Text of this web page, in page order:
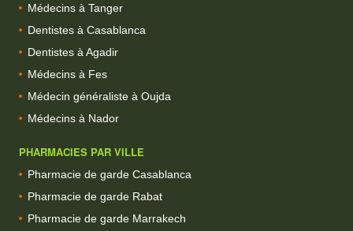
Médecins à Tanger
Dentistes à Casablanca
Dentistes à Agadir
Médecins à Fes
Médecin généraliste à Oujda
Médecins à Nador
PHARMACIES PAR VILLE
Pharmacie de garde Casablanca
Pharmacie de garde Rabat
Pharmacie de garde Marrakech